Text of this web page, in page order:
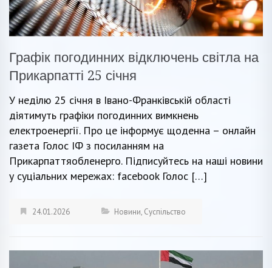
Графік погодинних відключень світла на
Прикарпатті 25 січня
У неділю 25 січня в Івано-Франківській області
діятимуть графіки погодинних вимкнень
електроенергії. Про це інформує щоденна – онлайн
газета Голос ІФ з посиланням на
Прикарпаттяобленерго. Підписуйтесь на наші новини
у суціальних мережах: facebook Голос […]
24.01.2026 Новини, Суспільство